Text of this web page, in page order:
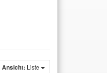
Ansicht: Liste